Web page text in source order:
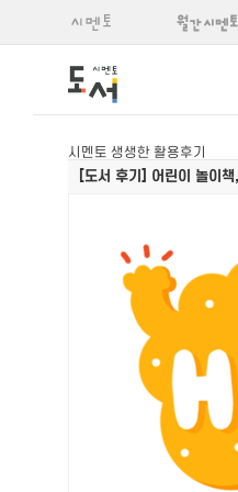
시멘토 생생한 활용후기
[도서 후기] 어린이 놀이